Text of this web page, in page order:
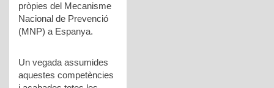
pròpies del Mecanisme
Nacional de Prevenció
(MNP) a Espanya.
Un vegada assumides
aquestes competències